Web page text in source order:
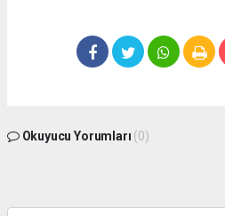
Okuyucu Yorumları (0)